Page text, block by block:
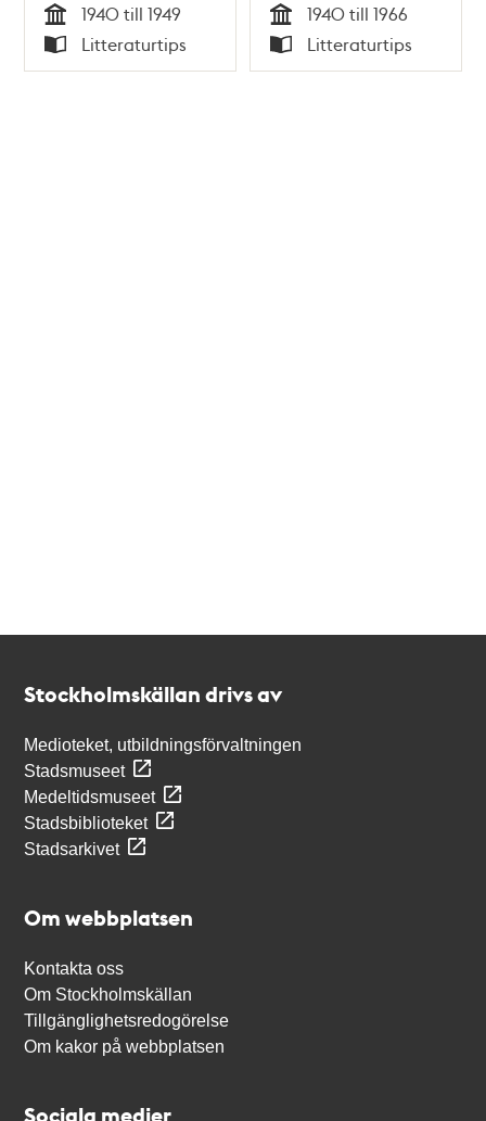
Tid
1940 till 1949
Typ
Litteraturtips Tid
1940 till 1966
Typ
Litteraturtips
Stockholmskällan drivs av
Medioteket, utbildningsförvaltningen
Stadsmuseet
Medeltidsmuseet
Stadsbiblioteket
Stadsarkivet
Om webbplatsen
Kontakta oss
Om Stockholmskällan
Tillgänglighetsredogörelse
Om kakor på webbplatsen
Sociala medier